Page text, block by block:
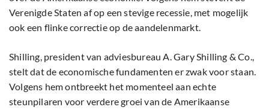
Verenigde Staten af op een stevige recessie, met mogelijk
ook een flinke correctie op de aandelenmarkt.
Shilling, president van adviesbureau A. Gary Shilling & Co.,
stelt dat de economische fundamenten er zwak voor staan.
Volgens hem ontbreekt het momenteel aan echte
steunpilaren voor verdere groei van de Amerikaanse